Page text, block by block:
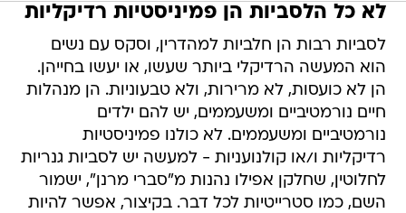
לא כל הלסביות הן פמיניסטיות רדיקליות
לסביות רבות הן חלביות למהדרין, וסקס עם נשים
הוא המעשה הרדיקלי ביותר שעשו, או יעשו בחייהן.
הן לא כועסות, לא מרירות, ולא טבעוניות. הן מנהלות
חיים נורמטיביים ומשעממים, יש להם ילדים
נורמטיביים ומשעממים. לא כולנו פמיניסטיות
רדיקליות ו/או קולנועניות - למעשה יש לסביות גנריות
לחלוטין, שחלקן אפילו נהנות מ"סברי מרנן", ישמור
השם, כמו סטרייטיות לכל דבר. בקיצור, אפשר להיות